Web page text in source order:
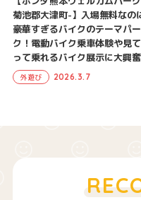
菊池郡大津町-】入場無料なの
豪華すぎるバイクのテーマパー
ク！電動バイク乗車体験や見
って乗れるバイク展示に大興奮
外遊び 2026.3.7